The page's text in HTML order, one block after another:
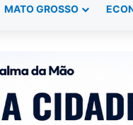
MATO GROSSO